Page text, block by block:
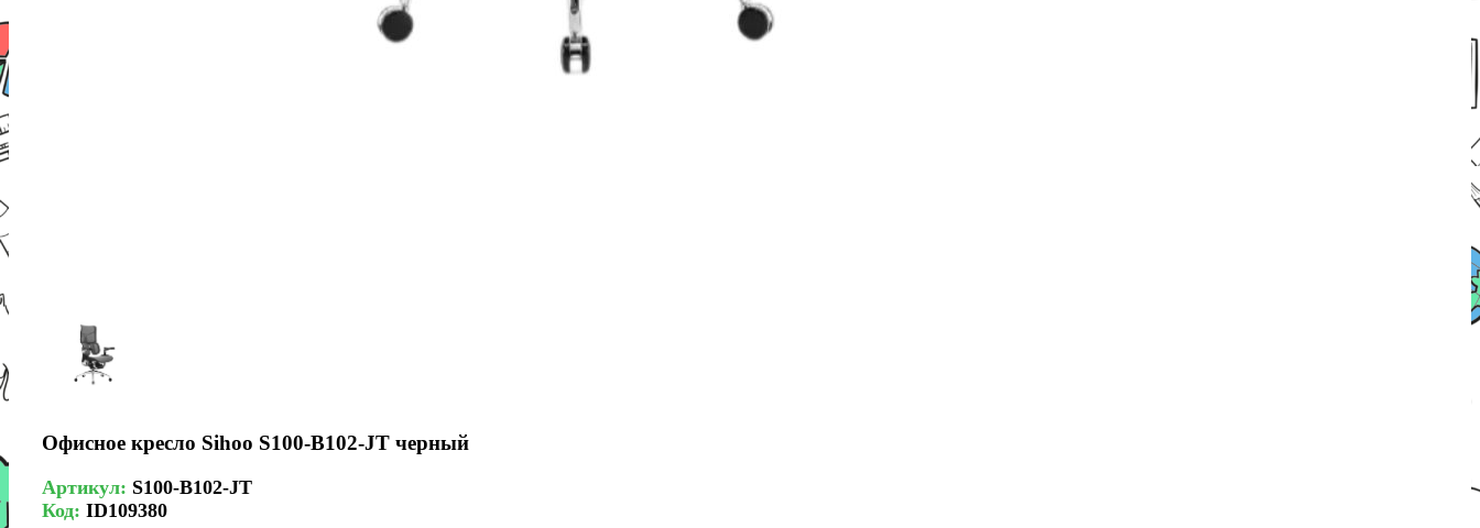
Офисное кресло Sihoo S100-B102-JT черный
Артикул: S100-B102-JT
Код: ID109380